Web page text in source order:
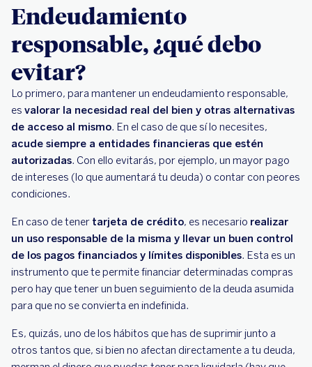
Endeudamiento
responsable, ¿qué debo
evitar?
Lo primero, para mantener un endeudamiento responsable,
es valorar la necesidad real del bien y otras alternativas
de acceso al mismo. En el caso de que sí lo necesites,
acude siempre a entidades financieras que estén
autorizadas. Con ello evitarás, por ejemplo, un mayor pago
de intereses (lo que aumentará tu deuda) o contar con peores
condiciones.
En caso de tener tarjeta de crédito, es necesario realizar
un uso responsable de la misma y llevar un buen control
de los pagos financiados y límites disponibles. Esta es un
instrumento que te permite financiar determinadas compras
pero hay que tener un buen seguimiento de la deuda asumida
para que no se convierta en indefinida.
Es, quizás, uno de los hábitos que has de suprimir junto a
otros tantos que, si bien no afectan directamente a tu deuda,